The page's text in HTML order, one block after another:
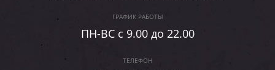
ГРАФИК РАБОТЫ
ПН-ВC c 9.00 до 22.00
ТЕЛЕФОН